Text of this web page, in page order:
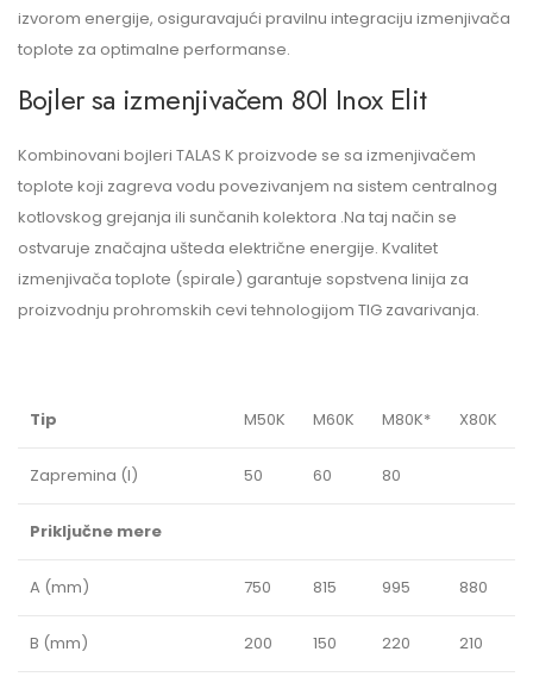
izvorom energije, osiguravajući pravilnu integraciju izmenjivača
toplote za optimalne performanse.
Bojler sa izmenjivačem 80l Inox Elit
Kombinovani bojleri TALAS K proizvode se sa izmenjivačem
toplote koji zagreva vodu povezivanjem na sistem centralnog
kotlovskog grejanja ili sunčanih kolektora .Na taj način se
ostvaruje značajna ušteda električne energije. Kvalitet
izmenjivača toplote (spirale) garantuje sopstvena linija za
proizvodnju prohromskih cevi tehnologijom TIG zavarivanja.
Tip M50K M60K M80K* X80K
Zapremina (l) 50 60 80
Priključne mere
A (mm) 750 815 995 880
B (mm) 200 150 220 210